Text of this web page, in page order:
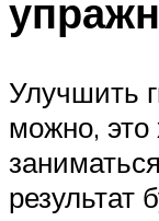
Улучшить
можно,
результат